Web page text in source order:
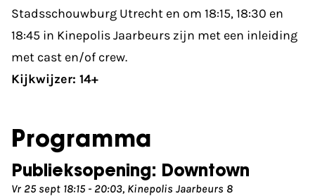
Stadsschouwburg Utrecht en om 18:15, 18:30 en
18:45 in Kinepolis Jaarbeurs zijn met een inleiding
met cast en/of crew.
Kijkwijzer: 14+
Programma
Sla programma over
Publieksopening: Downtown
Vr 25 sept 18:15 - 20:03, Kinepolis Jaarbeurs 8